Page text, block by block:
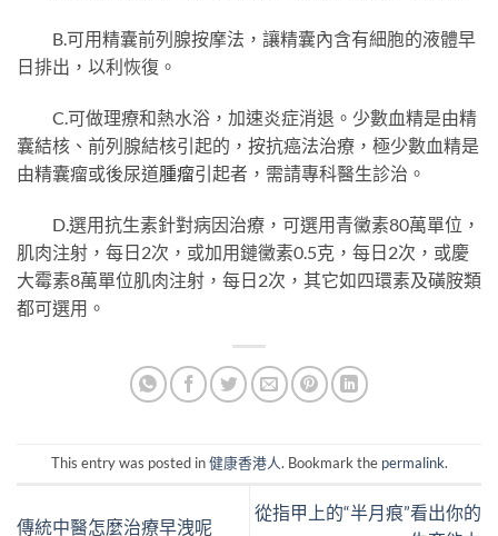
B.可用精囊前列腺按摩法，讓精囊內含有細胞的液體早
日排出，以利恢復。
C.可做理療和熱水浴，加速炎症消退。少數血精是由精
囊結核、前列腺結核引起的，按抗癌法治療，極少數血精是
由精囊瘤或後尿道腫瘤引起者，需請專科醫生診治。
D.選用抗生素針對病因治療，可選用青黴素80萬單位，
肌肉注射，每日2次，或加用鏈黴素0.5克，每日2次，或慶
大霉素8萬單位肌肉注射，每日2次，其它如四環素及磺胺類
都可選用。
This entry was posted in健康香港人. Bookmark the permalink.
傳統中醫怎麼治療早洩呢
從指甲上的“半月痕”看出你的